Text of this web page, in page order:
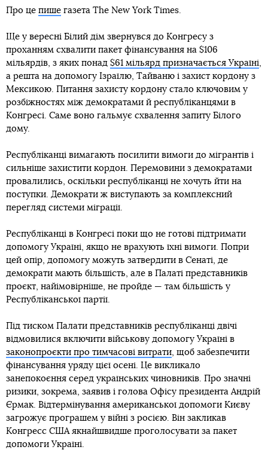
Про це пише газета The New York Times.
Ще у вересні Білий дім звернувся до Конгресу з
проханням схвалити пакет фінансування на $106
мільярдів, з яких понад $61 мільярд призначається Україні,
а решта на допомогу Ізраїлю, Тайваню і захист кордону з
Мексикою. Питання захисту кордону стало ключовим у
розбіжностях між демократами й республіканцями в
Конгресі. Саме воно гальмує схвалення запиту Білого
дому.
Республіканці вимагають посилити вимоги до мігрантів і
сильніше захистити кордон. Перемовини з демократами
провалились, оскільки республіканці не хочуть йти на
поступки. Демократи ж виступають за комплексний
перегляд системи міграції.
Республіканці в Конгресі поки що не готові підтримати
допомогу Україні, якщо не врахують їхні вимоги. Попри
цей опір, допомогу можуть затвердити в Сенаті, де
демократи мають більшість, але в Палаті представників
проєкт, найімовірніше, не пройде — там більшість у
Республіканської партії.
Під тиском Палати представників республіканці двічі
відмовилися включити військову допомогу Україні в
законопроєкти про тимчасові витрати, щоб забезпечити
фінансування уряду цієї осені. Це викликало
занепокоєння серед українських чиновників. Про значні
ризики, зокрема, заявив і голова Офісу президента Андрій
Єрмак. Відтермінування американської допомоги Києву
загрожує програшем у війні з росією. Він закликав
Конгресс США якнайшвидше проголосувати за пакет
допомоги Україні.